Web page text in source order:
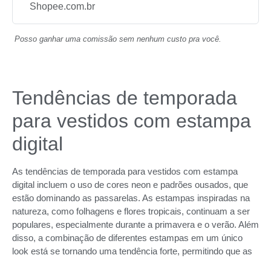
Shopee.com.br
Posso ganhar uma comissão sem nenhum custo pra você.
Tendências de temporada
para vestidos com estampa
digital
As tendências de temporada para vestidos com estampa
digital incluem o uso de cores neon e padrões ousados, que
estão dominando as passarelas. As estampas inspiradas na
natureza, como folhagens e flores tropicais, continuam a ser
populares, especialmente durante a primavera e o verão. Além
disso, a combinação de diferentes estampas em um único
look está se tornando uma tendência forte, permitindo que as